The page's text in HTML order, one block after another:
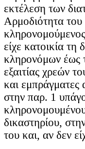
εκτέλεση των
Αρμοδιότητα του
είχε κατοικία
κληρονόμων έως
εξαιτίας χρεών
και εμπράγματες
στην παρ. 1
δικαστηρίου,
του και, αν δεν